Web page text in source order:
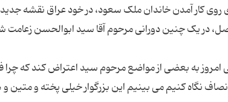
کار آمدن خاندان ملک سعود، در خود عراق نقشه
به بعضی از مواضع مرحوم سید اعتراض کند که چرا